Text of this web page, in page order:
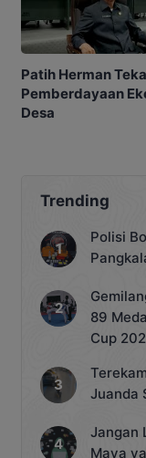
Patih Herman
Pemberdayaan
Desa
Trending
Polisi
89
Cup
Juanda
Jangan
Maya